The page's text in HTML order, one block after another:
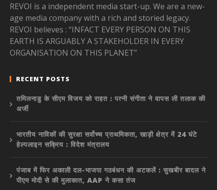
REVOI is a independent media start-up. We are a new-
age media company with a rich and storied legacy.
REVOI believes : “INFACT EVERY PERSON ON THIS
EARTH IS ARGUABLY A STAKEHOLDER IN EVERY
ORGANISATION ON THIS PLANET”
RECENT POSTS
तमिलनाडु के सीएम विजय को राहत : पत्नी संगीता ने वापस ली तलाक की
अर्जी
भारतीय नाविकों की सुरक्षा सर्वोच्च प्राथमिकता, खाड़ी क्षेत्र में 24 घंटे
हेल्पलाइन सक्रिय : विदेश मंत्रालय
पंजाब में फिर अकाली दल-भाजपा गठबंधन की अटकलें : सुखबीर बादल ने
पीएम मोदी से की मुलाकात, AAP ने कसा तंज